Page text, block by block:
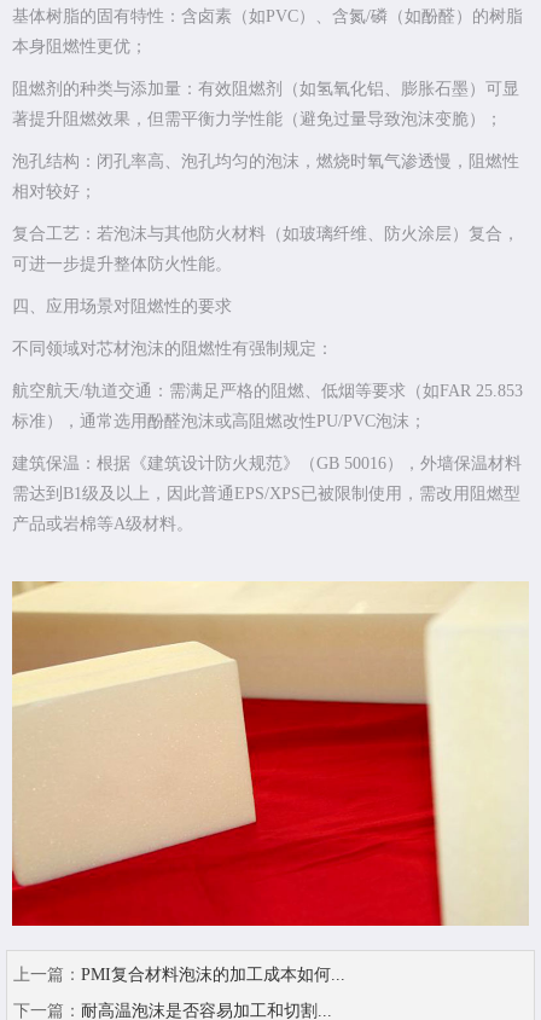
基体树脂的固有特性：含卤素（如PVC）、含氮/磷（如酚醛）的树脂
本身阻燃性更优；
阻燃剂的种类与添加量：有效阻燃剂（如氢氧化铝、膨胀石墨）可显
著提升阻燃效果，但需平衡力学性能（避免过量导致泡沫变脆）；
泡孔结构：闭孔率高、泡孔均匀的泡沫，燃烧时氧气渗透慢，阻燃性
相对较好；
复合工艺：若泡沫与其他防火材料（如玻璃纤维、防火涂层）复合，
可进一步提升整体防火性能。
四、应用场景对阻燃性的要求
不同领域对芯材泡沫的阻燃性有强制规定：
航空航天/轨道交通：需满足严格的阻燃、低烟等要求（如FAR 25.853
标准），通常选用酚醛泡沫或高阻燃改性PU/PVC泡沫；
建筑保温：根据《建筑设计防火规范》（GB 50016），外墙保温材料
需达到B1级及以上，因此普通EPS/XPS已被限制使用，需改用阻燃型
产品或岩棉等A级材料。
上一篇： PMI复合材料泡沫的加工成本如何...
下一篇： 耐高温泡沫是否容易加工和切割...